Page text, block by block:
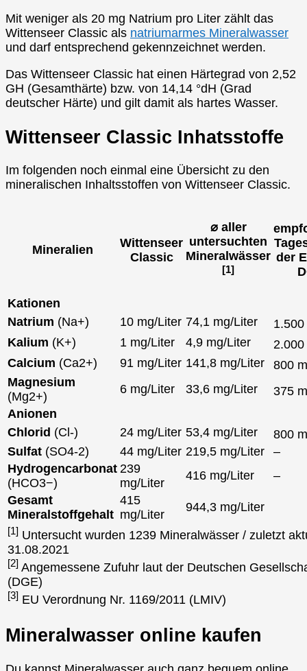
Mit weniger als 20 mg Natrium pro Liter zählt das
Wittenseer Classic als natriumarmes Mineralwasser
und darf entsprechend gekennzeichnet werden.
Das Wittenseer Classic hat einen Härtegrad von 2,52
GH (Gesamthärte) bzw. von 14,14 °dH (Grad
deutscher Härte) und gilt damit als hartes Wasser.
Wittenseer Classic Inhatsstoffe
Im folgenden noch einmal eine Übersicht zu den
mineralischen Inhaltsstoffen von Wittenseer Classic.
Mineralien
Wittenseer
Classic
⌀ aller
untersuchten
Mineralwässer
[1]
der
Kationen
Natrium (Na+) 10 mg/Liter 74,1 mg/Liter
Kalium (K+) 1 mg/Liter 4,9 mg/Liter
Calcium (Ca2+) 91 mg/Liter 141,8 mg/Liter
800
Magnesium
(Mg2+)
6 mg/Liter 33,6 mg/Liter
375
Anionen
Chlorid (Cl-) 24 mg/Liter 53,4 mg/Liter
800
Sulfat (SO4-2) 44 mg/Liter 219,5 mg/Liter
–
Hydrogencarbonat
(HCO3−)
239
mg/Liter
416 mg/Liter
–
Gesamt
Mineralstoffgehalt
415
mg/Liter
944,3 mg/Liter
[1] Untersucht wurden 1239 Mineralwässer / zuletzt
31.08.2021
[2] Angemessene Zufuhr laut der Deutschen
(DGE)
[3] EU Verordnung Nr. 1169/2011 (LMIV)
Mineralwasser online kaufen